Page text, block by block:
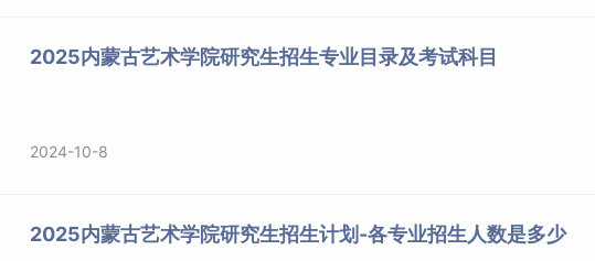
2025内蒙古艺术学院研究生招生专业目录及考试科目
2024-10-8
2025内蒙古艺术学院研究生招生计划-各专业招生人数是多少